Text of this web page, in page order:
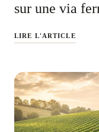
sur une via
LIRE L'ARTICLE